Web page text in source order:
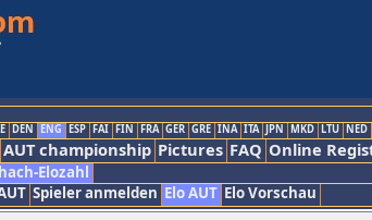
DEN ENG ESP FAI FIN FRA GER GRE INA ITA JPN MKD LTU NED
AUT championship Pictures FAQ Online
Elozahl
Spieler anmelden Elo AUT Elo Vorschau